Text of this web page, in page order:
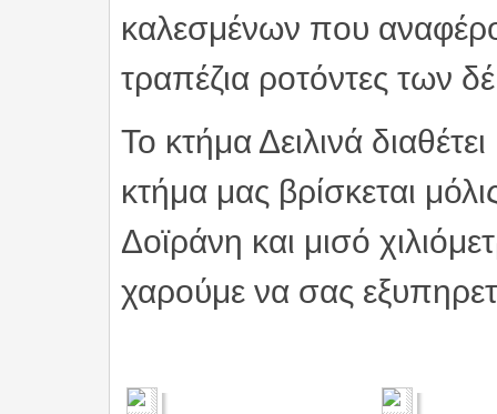
καλεσμένων που
τραπέζια ροτόντες των
Το κτήμα Δειλινά
κτήμα μας βρίσκεται
Δοϊράνη και μισό
χαρούμε να σας